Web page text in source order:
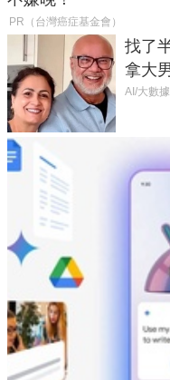
PR（台灣癌症基金會）
找了
拿大
50年
AI/大數據